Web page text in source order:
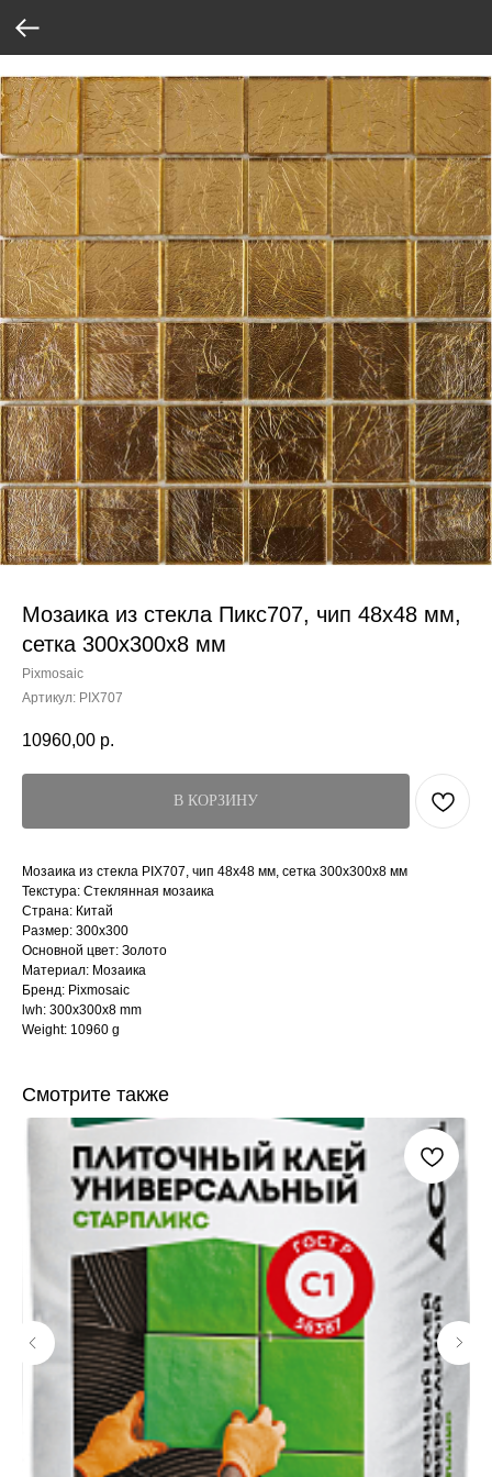
Мозаика из стекла Пикс707, чип 48x48 мм,
сетка 300х300x8 мм
Pixmosaic
Артикул: PIX707
10960,00 р.
В КОРЗИНУ
Мозаика из стекла PIX707, чип 48x48 мм, сетка 300х300x8 мм
Текстура: Стеклянная мозаика
Страна: Китай
Размер: 300x300
Основной цвет: Золото
Материал: Мозаика
Бренд: Pixmosaic
lwh: 300x300x8 mm
Weight: 10960 g
Смотрите также